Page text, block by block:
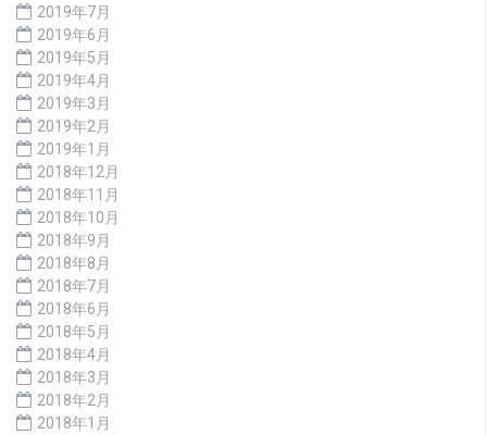
2019年7月
2019年6月
2019年5月
2019年4月
2019年3月
2019年2月
2019年1月
2018年12月
2018年11月
2018年10月
2018年9月
2018年8月
2018年7月
2018年6月
2018年5月
2018年4月
2018年3月
2018年2月
2018年1月